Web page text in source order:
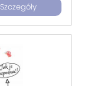
Szczegóły